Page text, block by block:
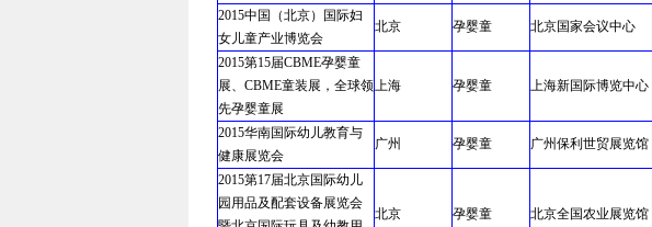
2015中国（北京）国际妇
女儿童产业博览会
北京 孕婴童 北京国家会议中心
2015第15届CBME孕婴童
展、CBME童装展，全球领
先孕婴童展
上海 孕婴童 上海新国际博览中心
2015华南国际幼儿教育与
健康展览会
广州 孕婴童 广州保利世贸展览馆
2015第17届北京国际幼儿
园用品及配套设备展览会
北京 孕婴童 北京全国农业展览馆